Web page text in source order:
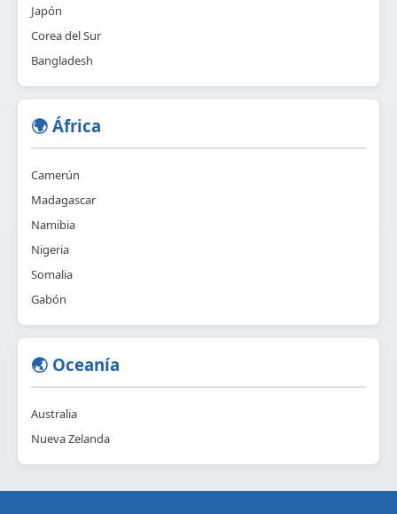
Japón
Corea del Sur
Bangladesh
🌍 África
Camerún
Madagascar
Namibia
Nigeria
Somalia
Gabón
🌏 Oceanía
Australia
Nueva Zelanda